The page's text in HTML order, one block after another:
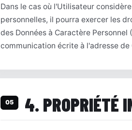
Dans le cas où l'Utilisateur
personnelles, il pourra exercer les
des Données à Caractère
communication écrite à l'adresse de
05 4. PROPRIÉTÉ